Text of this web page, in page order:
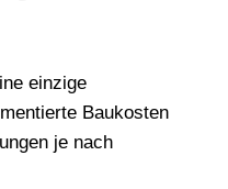
einzige
Baukosten
je nach